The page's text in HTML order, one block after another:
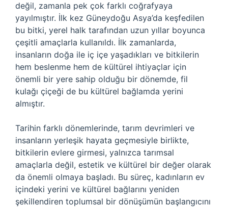
değil, zamanla pek çok farklı coğrafyaya
yayılmıştır. İlk kez Güneydoğu Asya’da keşfedilen
bu bitki, yerel halk tarafından uzun yıllar boyunca
çeşitli amaçlarla kullanıldı. İlk zamanlarda,
insanların doğa ile iç içe yaşadıkları ve bitkilerin
hem beslenme hem de kültürel ihtiyaçlar için
önemli bir yere sahip olduğu bir dönemde, fil
kulağı çiçeği de bu kültürel bağlamda yerini
almıştır.
Tarihin farklı dönemlerinde, tarım devrimleri ve
insanların yerleşik hayata geçmesiyle birlikte,
bitkilerin evlere girmesi, yalnızca tarımsal
amaçlarla değil, estetik ve kültürel bir değer olarak
da önemli olmaya başladı. Bu süreç, kadınların ev
içindeki yerini ve kültürel bağlarını yeniden
şekillendiren toplumsal bir dönüşümün başlangıcını